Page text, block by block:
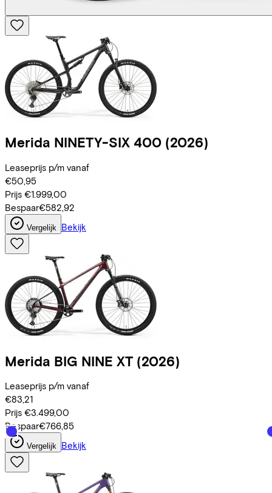
Merida NINETY-SIX 400 (2026)
Leaseprijs p/m vanaf
€50,95
Prijs €1.999,00
Bespaar€582,92
Vergelijk Bekijk
Merida BIG NINE XT (2026)
Leaseprijs p/m vanaf
€83,21
Prijs €3.499,00
Bespaar€766,85
Vergelijk Bekijk